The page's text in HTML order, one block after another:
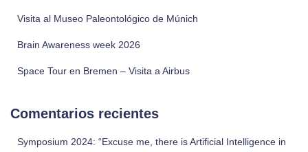
Visita al Museo Paleontológico de Múnich
Brain Awareness week 2026
Space Tour en Bremen – Visita a Airbus
Comentarios recientes
Symposium 2024: “Excuse me, there is Artificial Intelligence in